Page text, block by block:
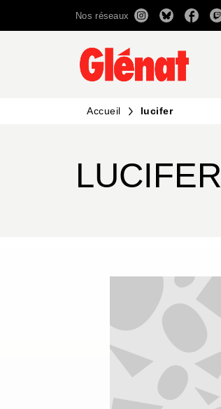
RECHERCHE
Nos réseaux
Accueil lucifer
LUCIFER